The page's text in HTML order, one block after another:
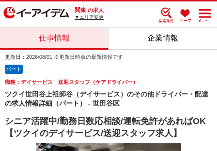
関東 の求人
▼エリア変更
仕事情報 企業情報
更新日：2026/08/01 ※更新日時点の最新情報です
パート
職種：デイサービス 送迎スタッフ（ケアドライバー）
ツクイ世田谷上祖師谷（デイサービス）のその他ドライバー・配達
の求人情報詳細（パート） - 世田谷区
シニア活躍中/勤務日数応相談/運転免許があればOK
【ツクイのデイサービス/送迎スタッフ求人】